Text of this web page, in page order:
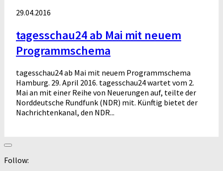
29.04.2016
tagesschau24 ab Mai mit neuem
Programmschema
tagesschau24 ab Mai mit neuem Programmschema
Hamburg. 29. April 2016. tagesschau24 wartet vom 2.
Mai an mit einer Reihe von Neuerungen auf, teilte der
Norddeutsche Rundfunk (NDR) mit. Künftig bietet der
Nachrichtenkanal, den NDR...
Follow: